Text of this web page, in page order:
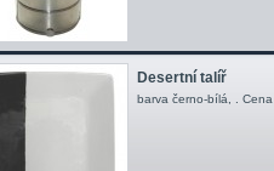
Desertní talíř
barva černo-bílá, .